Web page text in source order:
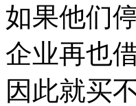
如果他们
企业再也
因此就买